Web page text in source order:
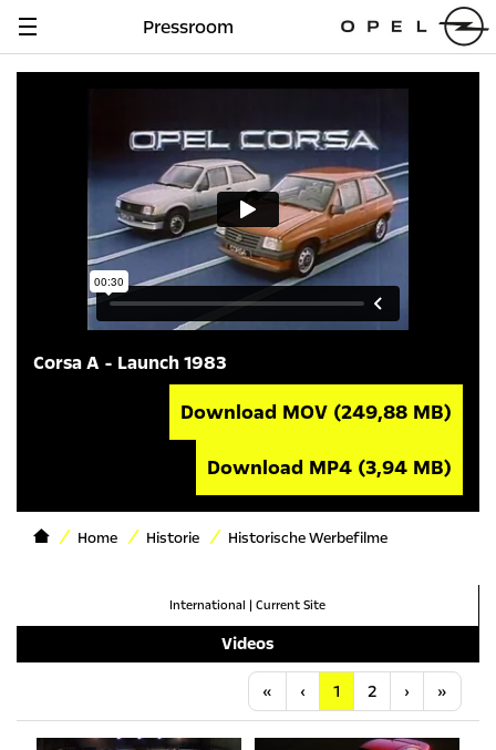
Navigation
Pressroom
Corsa A - Launch 1983
Download MOV (249,88 MB)
Download MP4 (3,94 MB)
Home Historie Historische Werbefilme
International | Current Site
Videos
« Anfang
‹ Vorherige
1 2 ›Nächste
»